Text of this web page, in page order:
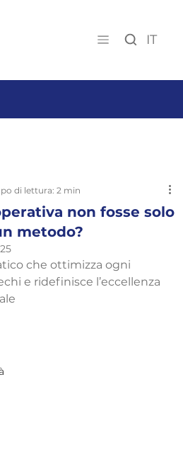
IT
non fosse solo
metodo?
di lettura: 2 min
che ottimizza ogni
e ridefinisce l’eccellenza